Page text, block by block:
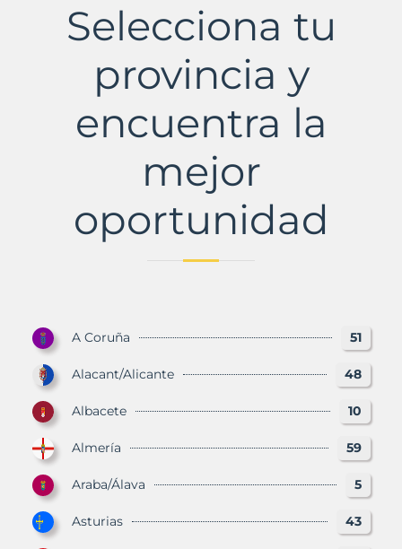
MurbalandsSelecciona tu
provincia y
encuentra la
mejor
oportunidad
A Coruña 51
Alacant/Alicante 48
Albacete 10
Almería 59
Araba/Álava 5
Asturias 43